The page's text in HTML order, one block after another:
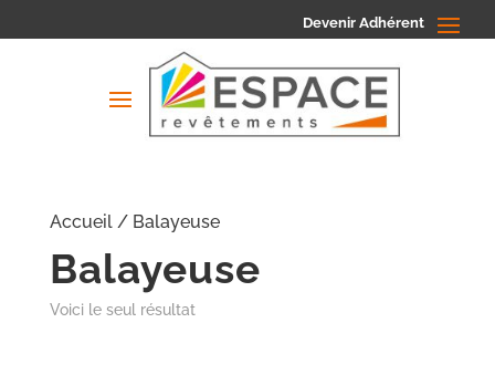
Devenir Adhérent
Accueil/ Balayeuse
Balayeuse
Voici le seul résultat